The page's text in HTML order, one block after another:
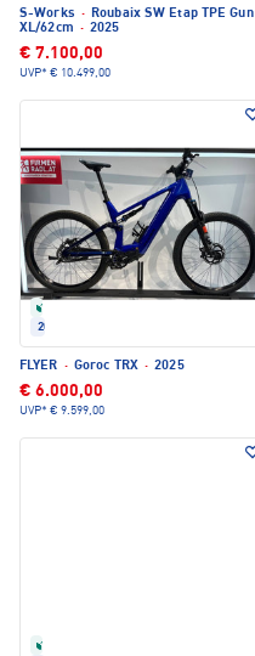
S-Works · Roubaix SW Etap TPE Gun
XL/62cm · 2025
€ 7.100,00
UVP* € 10.499,00
2025
FLYER · Goroc TRX · 2025
€ 6.000,00
UVP* € 9.599,00